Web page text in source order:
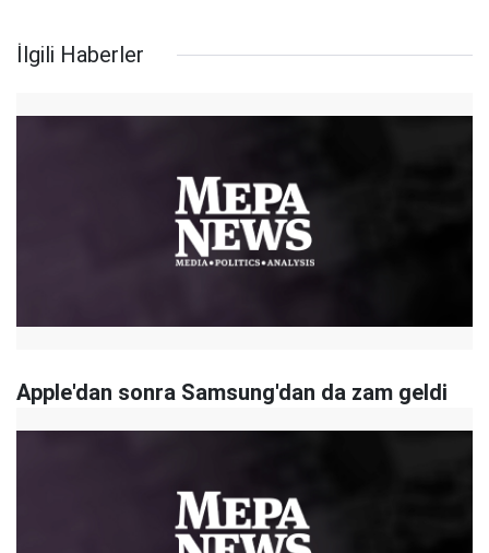
İlgili Haberler
Apple'dan sonra Samsung'dan da zam geldi